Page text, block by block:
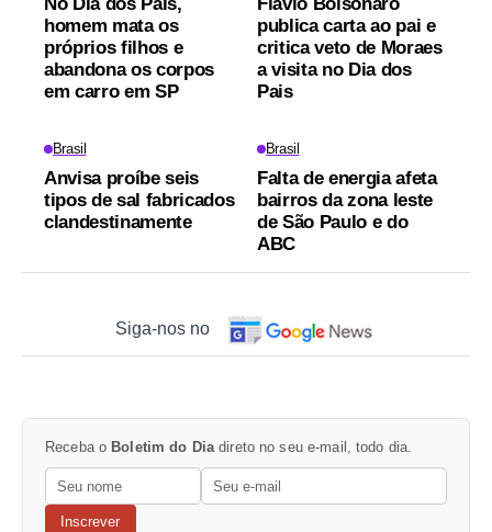
homem mata os
próprios filhos e
abandona os corpos
em carro em SP
publica carta ao pai e
critica veto de Moraes
a visita no Dia dos
Pais
Brasil
Anvisa proíbe seis
tipos de sal fabricados
clandestinamente
Brasil
Falta de energia afeta
bairros da zona leste
de São Paulo e do
ABC
Siga-nos no
Receba o Boletim do Dia direto no seu e-mail, todo dia.
Inscrever